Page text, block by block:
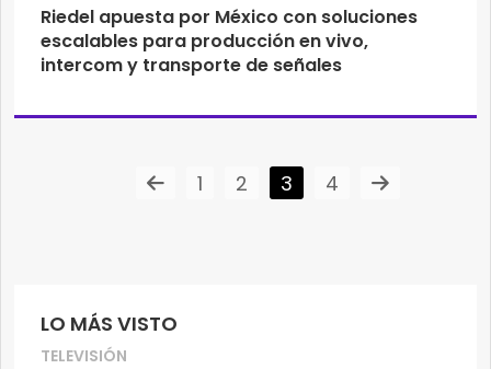
LO MÁS VISTO
TELEVISIÓN
Riedel apuesta por México con soluciones
escalables para producción en vivo,
intercom y transporte de señales
1 2 3 4